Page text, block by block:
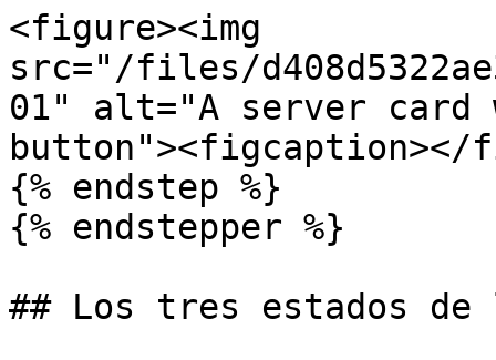
<figure><img
src="/files/
01" alt="A server card
{% endstep %}
{% endstepper %}
## Los tres estados